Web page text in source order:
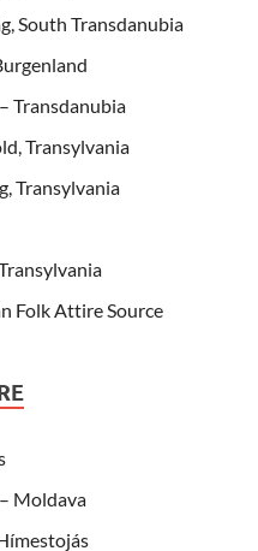
South Transdanubia
Transdanubia
Transylvania
Transylvania
Folk Attire Source
Moldava